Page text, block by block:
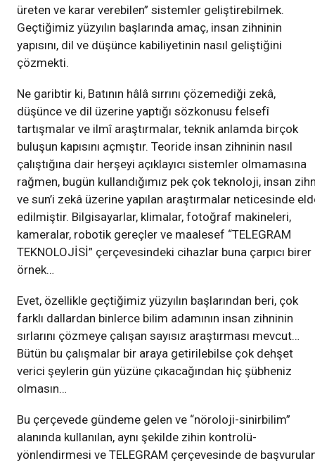
üreten ve karar verebilen” sistemler geliştirebilmek.
Geçtiğimiz yüzyılın başlarında amaç, insan zihninin
yapısını, dil ve düşünce kabiliyetinin nasıl geliştiğini
çözmekti.
Ne garibtir ki, Batının hâlâ sırrını çözemediği zekâ,
düşünce ve dil üzerine yaptığı sözkonusu felsefî
tartışmalar ve ilmî araştırmalar, teknik anlamda birçok
buluşun kapısını açmıştır. Teoride insan zihninin nasıl
çalıştığına dair herşeyi açıklayıcı sistemler olmamasına
rağmen, bugün kullandığımız pek çok teknoloji, insan
ve sun’i zekâ üzerine yapılan araştırmalar neticesinde
edilmiştir. Bilgisayarlar, klimalar, fotoğraf makineleri,
kameralar, robotik gereçler ve maalesef “TELEGRAM
TEKNOLOJİSİ” çerçevesindeki cihazlar buna çarpıcı birer
örnek…
Evet, özellikle geçtiğimiz yüzyılın başlarından beri, çok
farklı dallardan binlerce bilim adamının insan zihninin
sırlarını çözmeye çalışan sayısız araştırması mevcut…
Bütün bu çalışmalar bir araya getirilebilse çok dehşet
verici şeylerin gün yüzüne çıkacağından hiç şübheniz
olmasın…
Bu çerçevede gündeme gelen ve “nöroloji-sinirbilim”
alanında kullanılan, aynı şekilde zihin kontrolü-
yönlendirmesi ve TELEGRAM çerçevesinde de